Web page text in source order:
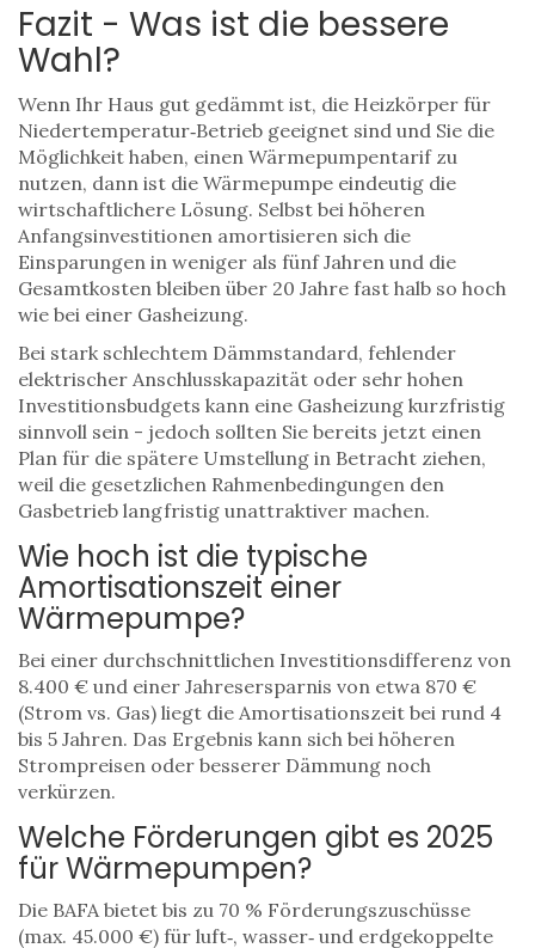
Fazit - Was ist die bessere
Wahl?
Wenn Ihr Haus gut gedämmt ist, die Heizkörper für
Niedertemperatur‑Betrieb geeignet sind und Sie die
Möglichkeit haben, einen Wärmepumpentarif zu
nutzen, dann ist die Wärmepumpe eindeutig die
wirtschaftlichere Lösung. Selbst bei höheren
Anfangsinvestitionen amortisieren sich die
Einsparungen in weniger als fünf Jahren und die
Gesamtkosten bleiben über 20 Jahre fast halb so hoch
wie bei einer Gasheizung.
Bei stark schlechtem Dämmstandard, fehlender
elektrischer Anschlusskapazität oder sehr hohen
Investitionsbudgets kann eine Gasheizung kurzfristig
sinnvoll sein - jedoch sollten Sie bereits jetzt einen
Plan für die spätere Umstellung in Betracht ziehen,
weil die gesetzlichen Rahmenbedingungen den
Gasbetrieb langfristig unattraktiver machen.
Wie hoch ist die typische
Amortisationszeit einer
Wärmepumpe?
Bei einer durchschnittlichen Investitionsdifferenz von
8.400 € und einer Jahresersparnis von etwa 870 €
(Strom vs. Gas) liegt die Amortisationszeit bei rund 4
bis 5 Jahren. Das Ergebnis kann sich bei höheren
Strompreisen oder besserer Dämmung noch
verkürzen.
Welche Förderungen gibt es 2025
für Wärmepumpen?
Die BAFA bietet bis zu 70 % Förderungszuschüsse
(max. 45.000 €) für luft‑, wasser‑ und erdgekoppelte